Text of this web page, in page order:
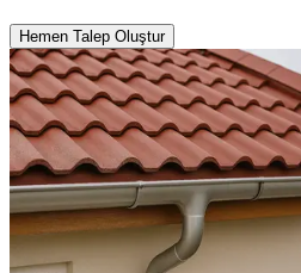
Hemen Talep Oluştur